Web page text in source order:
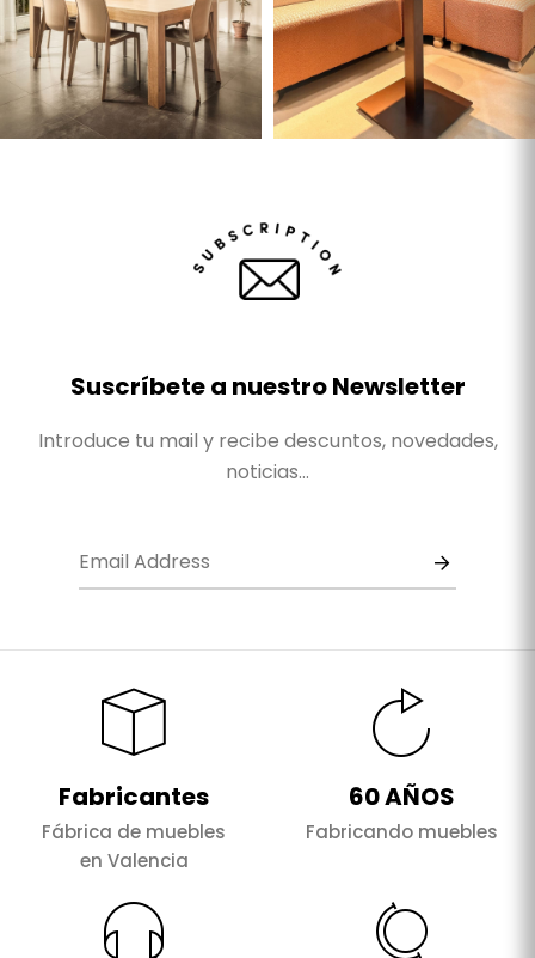
Suscríbete a nuestro Newsletter
Introduce tu mail y recibe descuntos, novedades,
noticias...
Fabricantes
Fábrica de muebles
en Valencia
60 AÑOS
Fabricando muebles